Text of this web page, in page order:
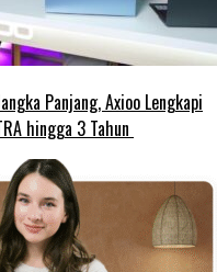
Panjang, Axioo Lengkapi
hingga 3 Tahun